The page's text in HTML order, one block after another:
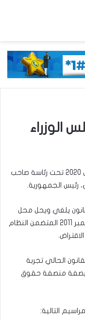
الوزراء
اجتمع مجلس الوزراء يوم الخميس 16 أبريل 2020 تحت رئاسة صاحب
رئيس الجمهورية.
يلغي ويحل محل
القانون رقم 2011-052 الصادر بتاريخ 23 نوفمبر 2011 المتضمن النظام
الحالي تجربة
بصفة منصفة حقوق
التالية: